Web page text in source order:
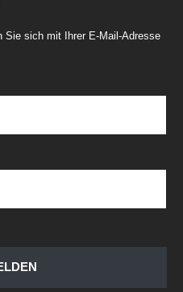
Sie sich mit Ihrer E-Mail-Adresse